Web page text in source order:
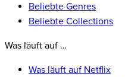
Beliebte Genres
Beliebte Collections
Was läuft auf …
Was läuft auf Netflix